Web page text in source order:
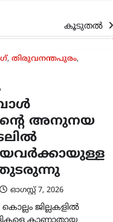
കൂടുതൽ
മുഖ്യമന്ത്രി
തിരച്ചിൽ…
യുവാക്കളെ
ഓഗസ്റ്റ്‌ 7, 2026